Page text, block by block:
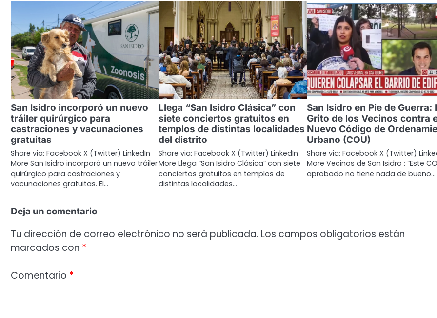
San Isidro incorporó un nuevo
tráiler quirúrgico para
castraciones y vacunaciones
gratuitas
Share via: Facebook X (Twitter) LinkedIn
More San Isidro incorporó un nuevo tráiler
quirúrgico para castraciones y
vacunaciones gratuitas. El…
Llega “San Isidro Clásica” con
siete conciertos gratuitos en
templos de distintas localidades
del distrito
Share via: Facebook X (Twitter) LinkedIn
More Llega “San Isidro Clásica” con siete
conciertos gratuitos en templos de
distintas localidades…
San Isidro en Pie de Guerra:
Grito de los Vecinos contra
Nuevo Código de
Urbano (COU)
Share via: Facebook X (Twitter)
More Vecinos de San Isidro : “Este
aprobado no tiene nada de bueno…
Deja un comentario
Tu dirección de correo electrónico no será publicada. Los campos obligatorios están
marcados con *
Comentario *